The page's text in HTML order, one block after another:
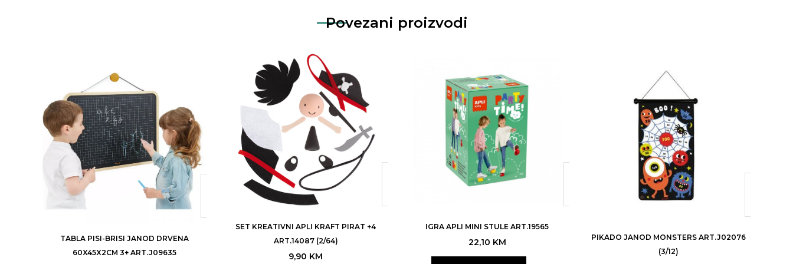
Povezani proizvodi
TABLA PISI-BRISI JANOD DRVENA
60X45X2CM 3+ ART.J09635
SET KREATIVNI APLI KRAFT PIRAT +4
ART.14087 (2/64)
9,90 KM
IGRA APLI MINI STULE ART.19565
22,10 KM
PIKADO JANOD MONSTERS ART.J02076
(3/12)